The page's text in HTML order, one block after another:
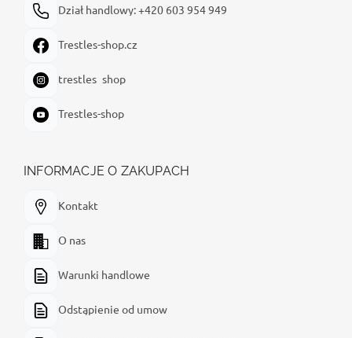
Dział handlowy: +420 603 954 949
Trestles-shop.cz
trestles_shop
Trestles-shop
INFORMACJE O ZAKUPACH
Kontakt
O nas
Warunki handlowe
Odstąpienie od umow